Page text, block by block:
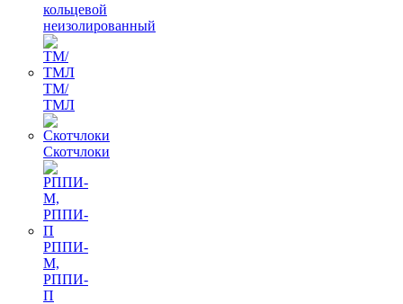
кольцевой
неизолированный
ТМ/
ТМЛ
Скотчлоки
РППИ-
М,
РППИ-
П